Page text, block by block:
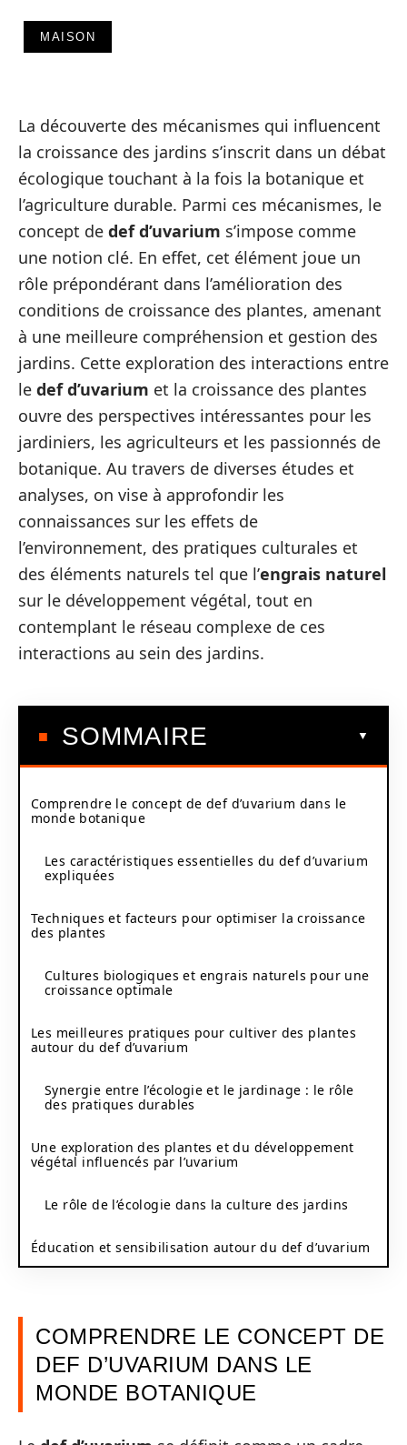
MAISON
La découverte des mécanismes qui influencent
la croissance des jardins s’inscrit dans un débat
écologique touchant à la fois la botanique et
l’agriculture durable. Parmi ces mécanismes, le
concept de def d’uvarium s’impose comme
une notion clé. En effet, cet élément joue un
rôle prépondérant dans l’amélioration des
conditions de croissance des plantes, amenant
à une meilleure compréhension et gestion des
jardins. Cette exploration des interactions entre
le def d’uvarium et la croissance des plantes
ouvre des perspectives intéressantes pour les
jardiniers, les agriculteurs et les passionnés de
botanique. Au travers de diverses études et
analyses, on vise à approfondir les
connaissances sur les effets de
l’environnement, des pratiques culturales et
des éléments naturels tel que l’engrais naturel
sur le développement végétal, tout en
contemplant le réseau complexe de ces
interactions au sein des jardins.
SOMMAIRE
Comprendre le concept de def d’uvarium dans le
monde botanique
Les caractéristiques essentielles du def d’uvarium
expliquées
Techniques et facteurs pour optimiser la croissance
des plantes
Cultures biologiques et engrais naturels pour une
croissance optimale
Les meilleures pratiques pour cultiver des plantes
autour du def d’uvarium
Synergie entre l’écologie et le jardinage : le rôle
des pratiques durables
Une exploration des plantes et du développement
végétal influencés par l’uvarium
Le rôle de l’écologie dans la culture des jardins
Éducation et sensibilisation autour du def d’uvarium
COMPRENDRE LE CONCEPT DE
DEF D’UVARIUM DANS LE
MONDE BOTANIQUE